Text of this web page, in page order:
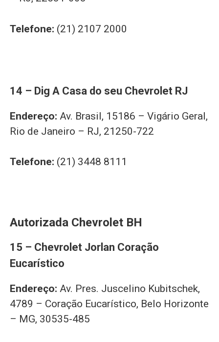
Telefone: (21) 2107 2000
14 – Dig A Casa do seu Chevrolet RJ
Endereço: Av. Brasil, 15186 – Vigário Geral,
Rio de Janeiro – RJ, 21250-722
Telefone: (21) 3448 8111
Autorizada Chevrolet BH
15 – Chevrolet Jorlan Coração
Eucarístico
Endereço: Av. Pres. Juscelino Kubitschek,
4789 – Coração Eucarístico, Belo Horizonte
– MG, 30535-485